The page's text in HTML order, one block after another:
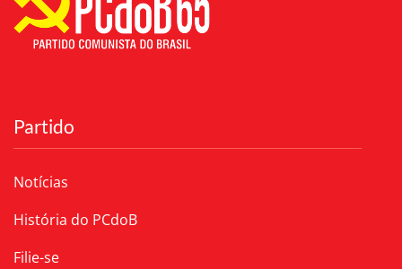
Partido
Notícias
História do PCdoB
Filie-se